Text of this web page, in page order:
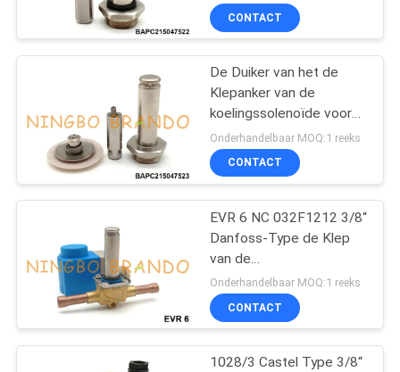
CONTACT
De Duiker van het de
Klepanker van de
koelingssolenoïde voor
Danfoss EVR 10 15 20
22
Onderhandelbaar MOQ:1 reeks
CONTACT
EVR 6 NC 032F1212 3/8“
Danfoss-Type de Klep
van de
Koelingssolenoïde 230V
Onderhandelbaar MOQ:1 reeks
CONTACT
1028/3 Castel Type 3/8“